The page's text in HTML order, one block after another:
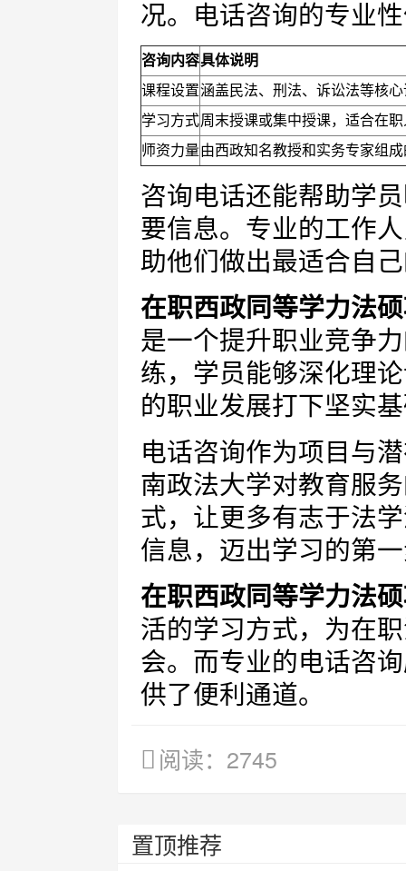
况。电话咨询的专业
咨询内容具体说明
课程设置涵盖民法、刑法、诉讼法等核
学习方式周末授课或集中授课，适合在
师资力量由西政知名教授和实务专家组
咨询电话还能帮助学
要信息。专业的工作
助他们做出最适合自
在职西政同等学力法
是一个提升职业竞争
练，学员能够深化理
的职业发展打下坚实
电话咨询作为项目与
南政法大学对教育服
式，让更多有志于法
信息，迈出学习的第
在职西政同等学力法
活的学习方式，为在
会。而专业的电话咨
供了便利通道。
阅读：2745
置顶推荐